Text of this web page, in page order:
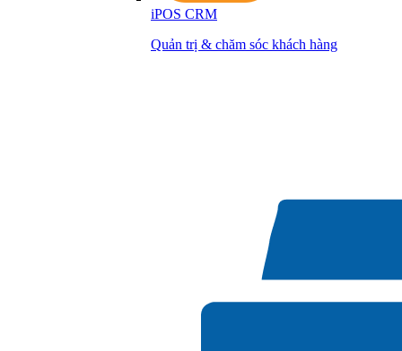
iPOS CRM
Quản trị & chăm sóc khách hàng